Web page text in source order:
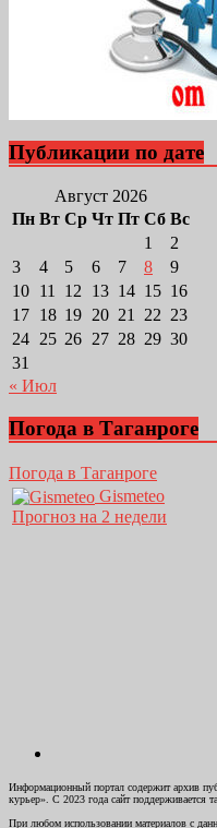
Публикации по дате
Август 2026
Пн Вт Ср Чт Пт Сб Вс
1
2
3
4 5 6 7 8
9
10 11 12 13 14 15 16
17 18 19 20 21 22 23
24 25 26 27 28 29 30
31
« Июл
Погода в Таганроге
Погода в Таганроге
Gismeteo
Прогноз на 2 недели
Информационный портал содержит архив
курьер». С 2023 года сайт поддерживается
При любом использовании материалов с